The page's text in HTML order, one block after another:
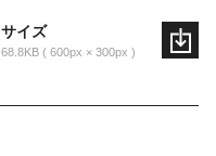
サイズ
68.8KB 600px × 300px